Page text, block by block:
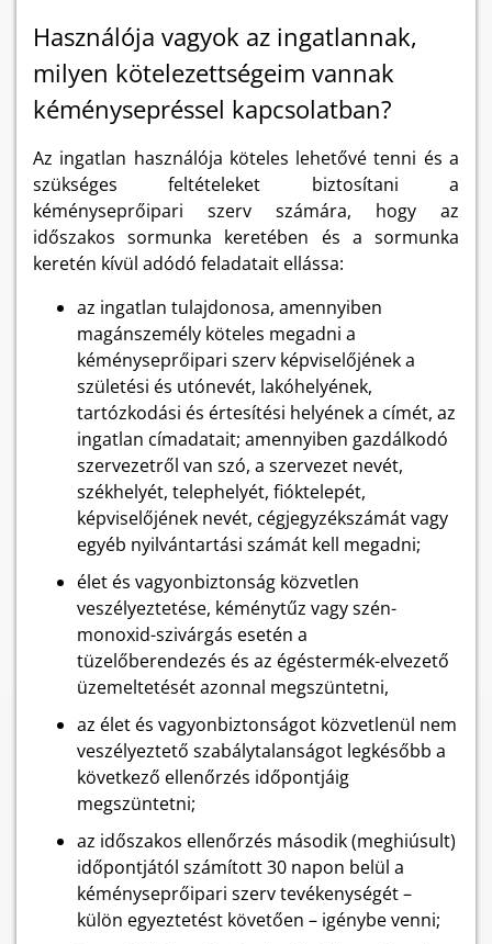
Használója vagyok az ingatlannak,
milyen kötelezettségeim vannak
kéménysepréssel kapcsolatban?
Az ingatlan használója köteles lehetővé tenni és a
szükséges feltételeket biztosítani a
kéményseprőipari szerv számára, hogy az
időszakos sormunka keretében és a sormunka
keretén kívül adódó feladatait ellássa:
az ingatlan tulajdonosa, amennyiben
magánszemély köteles megadni a
kéményseprőipari szerv képviselőjének a
születési és utónevét, lakóhelyének,
tartózkodási és értesítési helyének a címét, az
ingatlan címadatait; amennyiben gazdálkodó
szervezetről van szó, a szervezet nevét,
székhelyét, telephelyét, fióktelepét,
képviselőjének nevét, cégjegyzékszámát vagy
egyéb nyilvántartási számát kell megadni;
élet és vagyonbiztonság közvetlen
veszélyeztetése, kéménytűz vagy szén-
monoxid-szivárgás esetén a
tüzelőberendezés és az égéstermék-elvezető
üzemeltetését azonnal megszüntetni,
az élet és vagyonbiztonságot közvetlenül nem
veszélyeztető szabálytalanságot legkésőbb a
következő ellenőrzés időpontjáig
megszüntetni;
az időszakos ellenőrzés második (meghiúsult)
időpontjától számított 30 napon belül a
kéményseprőipari szerv tevékenységét –
külön egyeztetést követően – igénybe venni;